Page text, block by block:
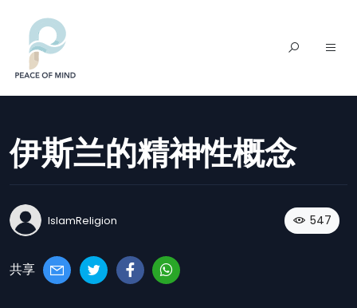
伊斯兰的精神性概念
IslamReligion 547
共享